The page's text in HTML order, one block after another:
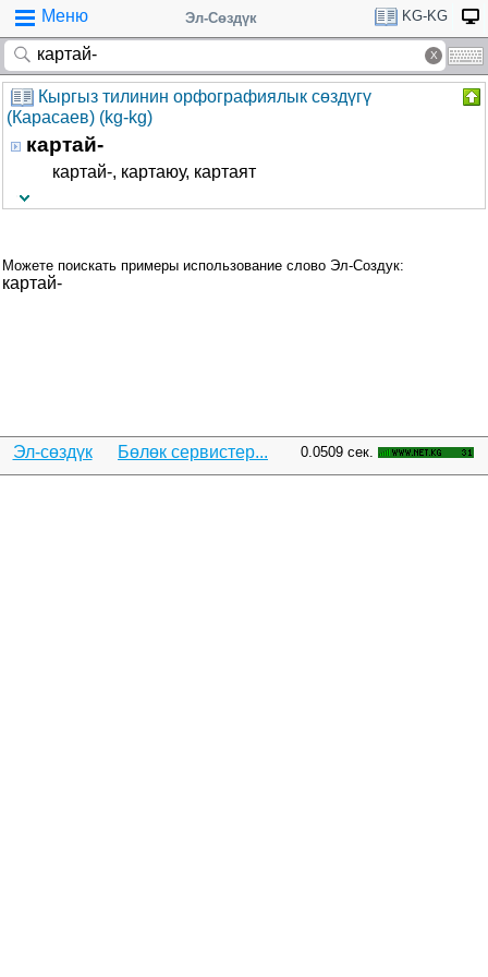
Меню Эл-Сөздүк KG-KG
Кыргыз тилинин орфографиялык сөздүгү
(Карасаев) (kg-kg)
картай-
картай-, картаюу, картаят
Можете поискать примеры использование слово Эл-Создук:
картай-
Эл-сөздүк Бөлөк сервистер... 0.0509 сек.